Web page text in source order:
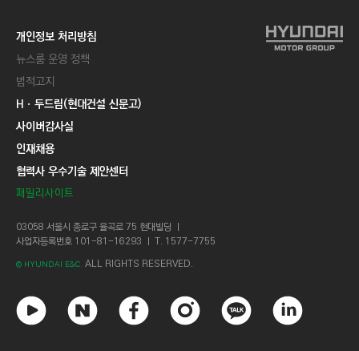
개인정보 처리방침
뉴스룸 운영 정책
법적고지
Hㆍ두드림(현대건설 신문고)
사이버감사실
인재채용
협력사 우수기술 제안센터
패밀리사이트
03058 서울시 종로구 율곡로 75 현대빌딩 ㅣ
사업자등록번호 101-81-16293 ㅣ T. 1577-7755
© HYUNDAI E&C. ALL RIGHTS RESERVED.